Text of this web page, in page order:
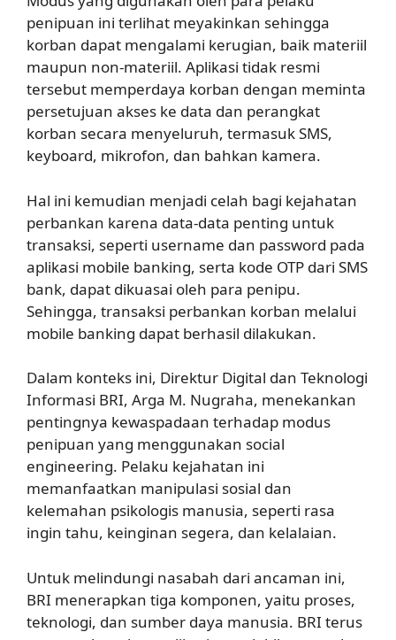
penipuan ini terlihat meyakinkan sehingga
korban dapat mengalami kerugian, baik materiil
maupun non-materiil. Aplikasi tidak resmi
tersebut memperdaya korban dengan meminta
persetujuan akses ke data dan perangkat
korban secara menyeluruh, termasuk SMS,
keyboard, mikrofon, dan bahkan kamera.
Hal ini kemudian menjadi celah bagi kejahatan
perbankan karena data-data penting untuk
transaksi, seperti username dan password pada
aplikasi mobile banking, serta kode OTP dari SMS
bank, dapat dikuasai oleh para penipu.
Sehingga, transaksi perbankan korban melalui
mobile banking dapat berhasil dilakukan.
Dalam konteks ini, Direktur Digital dan Teknologi
Informasi BRI, Arga M. Nugraha, menekankan
pentingnya kewaspadaan terhadap modus
penipuan yang menggunakan social
engineering. Pelaku kejahatan ini
memanfaatkan manipulasi sosial dan
kelemahan psikologis manusia, seperti rasa
ingin tahu, keinginan segera, dan kelalaian.
Untuk melindungi nasabah dari ancaman ini,
BRI menerapkan tiga komponen, yaitu proses,
teknologi, dan sumber daya manusia. BRI terus